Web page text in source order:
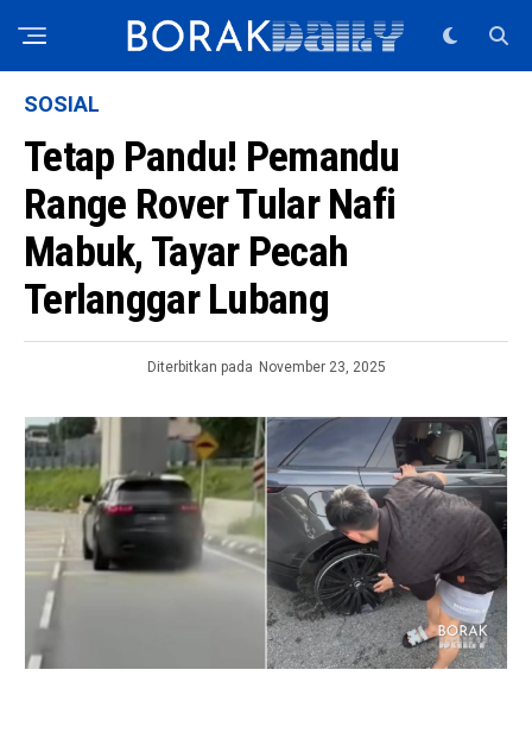
SOSIAL
Tetap Pandu! Pemandu
Range Rover Tular Nafi
Mabuk, Tayar Pecah
Terlanggar Lubang
Diterbitkan pada November 23, 2025